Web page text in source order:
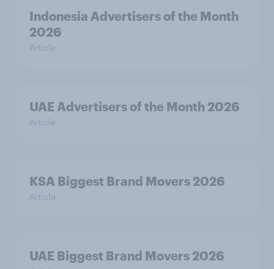
Indonesia Advertisers of the Month
2026
Article
UAE Advertisers of the Month 2026
Article
KSA Biggest Brand Movers 2026
Article
UAE Biggest Brand Movers 2026